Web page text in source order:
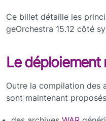
Ce billet détaille les
geOrchestra 15.12 côté
Le déploiement
Outre la compilation des
sont maintenant